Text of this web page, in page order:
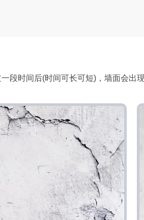
段时间后(时间可长可短)，墙面会